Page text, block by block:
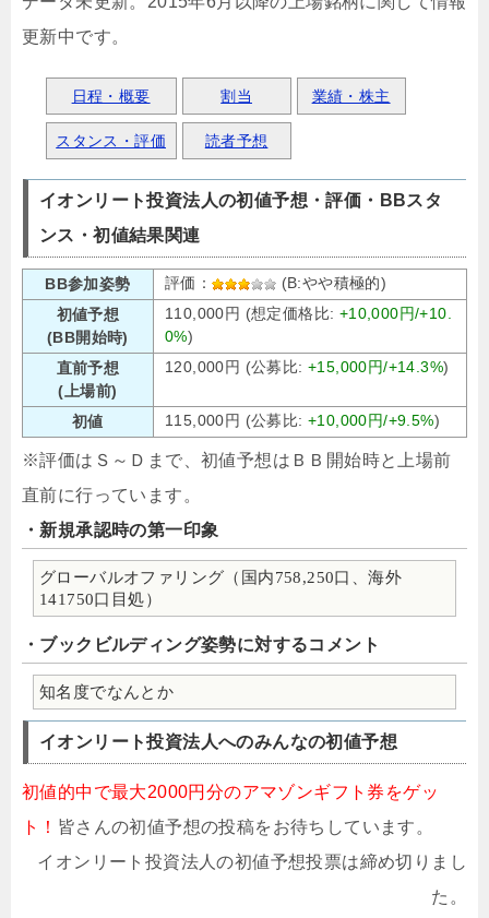
更新中です。
日程・概要 割当 業績・株主
スタンス・評価 読者予想
イオンリート投資法人の初値予想・評価・BBスタ
ンス・初値結果関連
BB参加姿勢 評価：
(B:やや積極的)
初値予想
(BB開始時)
110,000円 (想定価格比: +10,000円/+10.
0%)
直前予想
(上場前)
120,000円 (公募比: +15,000円/+14.3%)
初値 115,000円 (公募比: +10,000円/+9.5%)
※評価はＳ～Ｄまで、初値予想はＢＢ開始時と上場前
直前に行っています。
・新規承認時の第一印象
グローバルオファリング（国内758,250口、海外
141750口目処）
・ブックビルディング姿勢に対するコメント
知名度でなんとか
イオンリート投資法人へのみんなの初値予想
初値的中で最大2000円分のアマゾンギフト券をゲッ
ト！ 皆さんの初値予想の投稿をお待ちしています。
イオンリート投資法人の初値予想投票は締め切りまし
た。